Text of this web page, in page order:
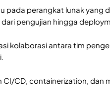
pada perangkat lunak
pengujian hingga
kolaborasi antara tim
CI/CD, containerization,